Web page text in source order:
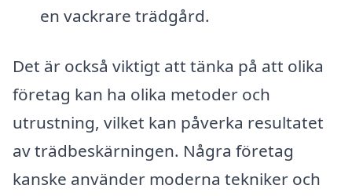
en vackrare trädgård.
Det är också viktigt att tänka på att olika
företag kan ha olika metoder och
utrustning, vilket kan påverka resultatet
av trädbeskärningen. Några företag
kanske använder moderna tekniker och